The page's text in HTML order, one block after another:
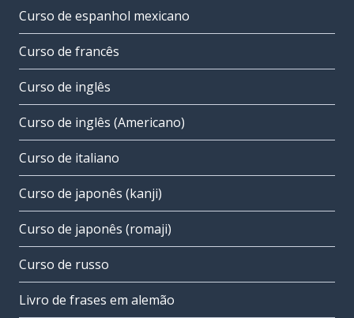
Curso de espanhol mexicano
Curso de francês
Curso de inglês
Curso de inglês (Americano)
Curso de italiano
Curso de japonês (kanji)
Curso de japonês (romaji)
Curso de russo
Livro de frases em alemão